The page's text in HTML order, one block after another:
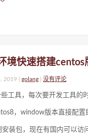
境快速搭建centos
2019 | golang 没有评论
工具，每次要开发工具的
，window版本直接配置
装包，现在有国内可以访